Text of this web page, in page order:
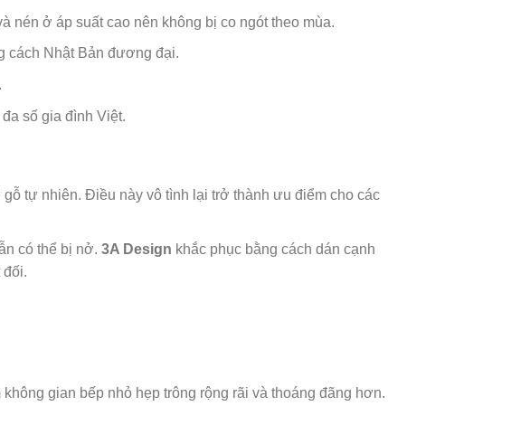
nén ở áp suất cao nên không bị co ngót theo mùa.
cách Nhật Bản đương đại.
số gia đình Việt.
tự nhiên. Điều này vô tình lại trở thành ưu điểm cho các
có thể bị nở. 3A Design khắc phục bằng cách dán cạnh
gian bếp nhỏ hẹp trông rộng rãi và thoáng đãng hơn.